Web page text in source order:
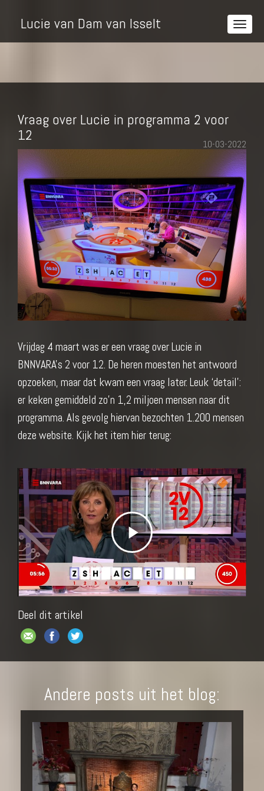
Lucie van Dam van Isselt
Vraag over Lucie in programma 2 voor
12
10-03-2022
Vrijdag 4 maart was er een vraag over Lucie in
BNNVARA's 2 voor 12. De heren moesten het antwoord
opzoeken, maar dat kwam een vraag later. Leuk ‘detail’:
er keken gemiddeld zo’n 1,2 miljoen mensen naar dit
programma. Als gevolg hiervan bezochten 1.200 mensen
deze website. Kijk het item hier terug:
Play
Video
Deel dit artikel
Andere posts uit het blog: